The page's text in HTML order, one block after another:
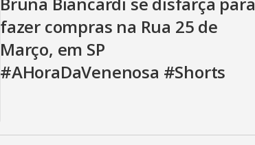
fazer compras na Rua 25 de
Março, em SP
#AHoraDaVenenosa #Shorts